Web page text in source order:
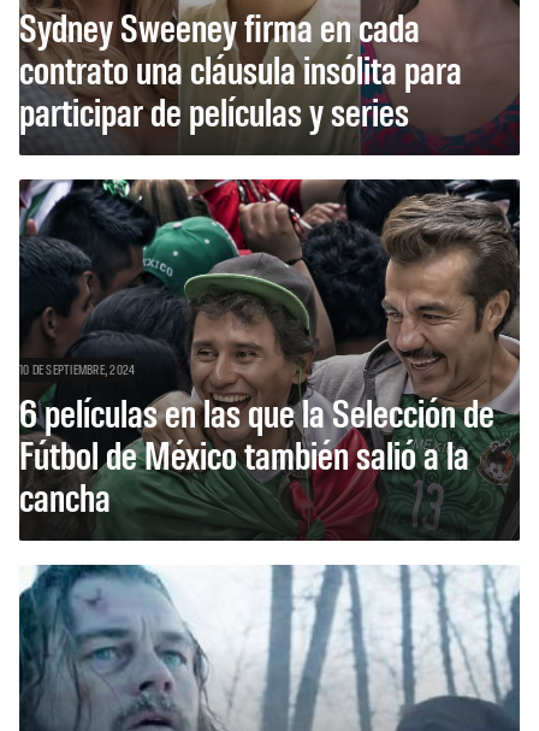
Sydney Sweeney firma en cada
contrato una cláusula insólita para
participar de películas y series
10 DE SEPTIEMBRE, 2024
6 películas en las que la Selección de
Fútbol de México también salió a la
cancha